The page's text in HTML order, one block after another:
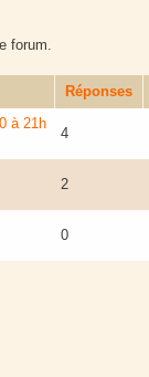
forum.
Réponses
à 21h
4
2
0